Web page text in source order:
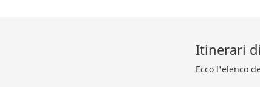
Itinerari
Ecco l'elenco